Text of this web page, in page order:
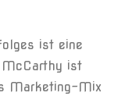
ist eine
McCarthy ist
Marketing-Mix